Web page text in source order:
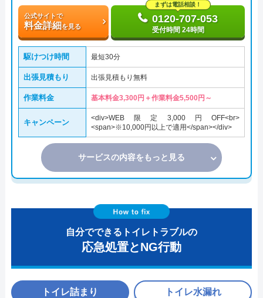
公式サイトで
料金詳細を見る
まずは電話相談！
0120-707-053
受付時間 24時間
駆けつけ時間 最短30分
出張見積もり 出張見積もり無料
作業料金 基本料金3,300円＋作業料金5,500円～
キャンペーン
<div>WEB限定3,000円OFF<br>
<span>※10,000円以上で適用</span></div>
サービスの内容をもっと見る
自分でできるトイレトラブルの
応急処置とNG行動
トイレ詰まり トイレ水漏れ